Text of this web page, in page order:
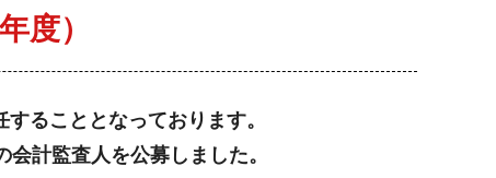
度）
ることとなっております。
計監査人を公募しました。